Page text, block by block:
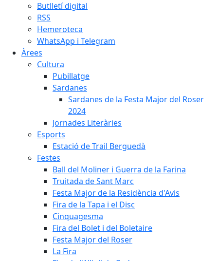
Butlletí digital
RSS
Hemeroteca
WhatsApp i Telegram
Àrees
Cultura
Pubillatge
Sardanes
Sardanes de la Festa Major del Roser
2024
Jornades Literàries
Esports
Estació de Trail Berguedà
Festes
Ball del Moliner i Guerra de la Farina
Truitada de Sant Marc
Festa Major de la Residència d'Avis
Fira de la Tapa i el Disc
Cinquagesma
Fira del Bolet i del Boletaire
Festa Major del Roser
La Fira